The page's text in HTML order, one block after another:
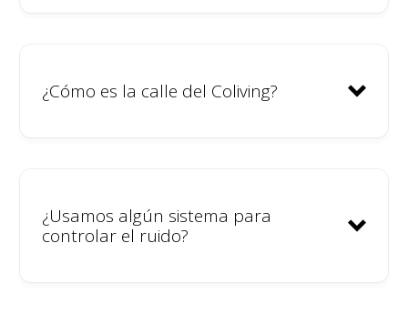
¿Cómo es la calle del Coliving?
¿Usamos algún sistema para
controlar el ruido?